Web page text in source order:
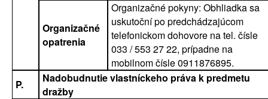
Organizačné
opatrenia
Organizačné pokyny: Obhliadka sa
uskutoční po predchádzajúcom
telefonickom dohovore na tel. čísle
033 / 553 27 22, prípadne na
mobilnom čísle 0911876895.
P.
Nadobudnutie vlastníckeho práva k predmetu
dražby